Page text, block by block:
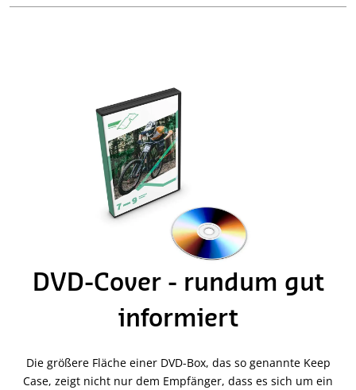
DVD-Cover - rundum gut
informiert
Die größere Fläche einer DVD-Box, das so genannte Keep
Case, zeigt nicht nur dem Empfänger, dass es sich um ein